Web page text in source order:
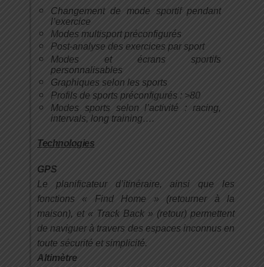
Changement de mode sportif pendant
l’exercice
Modes multisport préconfigurés
Post-analyse des exercices par sport
Modes et écrans sportifs
personnalisables
Graphiques selon les sports
Profils de sports préconfigurés : >80
Modes sports selon l’activité : racing,
intervals, long training….
Technologies
GPS
Le planificateur d’itinéraire, ainsi que les
fonctions « Find Home » (retourner à la
maison), et « Track Back » (retour) permettent
de naviguer à travers des espaces inconnus en
toute sécurité et simplicité.
Altimètre